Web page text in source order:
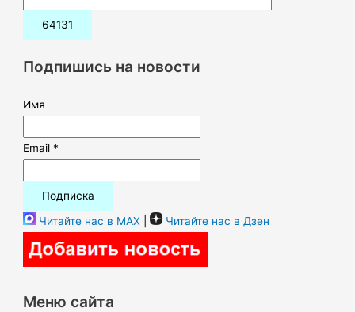
и
:Подпишись на новости
Имя
Email *
Читайте нас в MAX | Читайте нас в Дзен
Меню сайта